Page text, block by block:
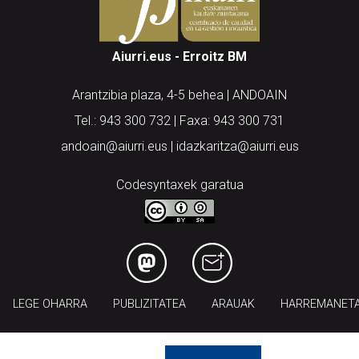
Aiurri.eus - Erroitz BM
Arantzibia plaza, 4-5 behea | ANDOAIN
Tel.: 943 300 732 | Faxa: 943 300 731
andoain@aiurri.eus | idazkaritza@aiurri.eus
Codesyntaxek garatua
LEGE OHARRA PUBLIZITATEA ARAUAK